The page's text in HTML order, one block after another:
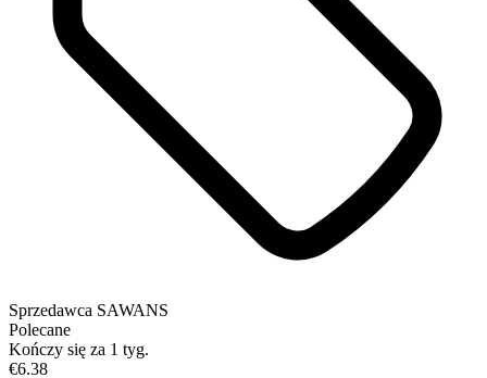
Sprzedawca SAWANS
Polecane
Kończy się za 1 tyg.
€6.38